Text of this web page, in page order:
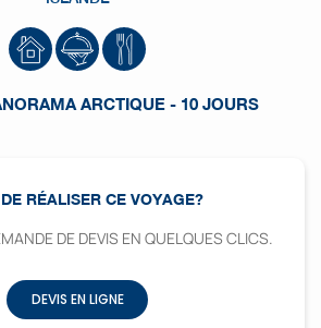
ARCTIQUE - 10 JOURS
RÉALISER CE VOYAGE?
DE DEVIS EN QUELQUES CLICS.
DEVIS EN LIGNE